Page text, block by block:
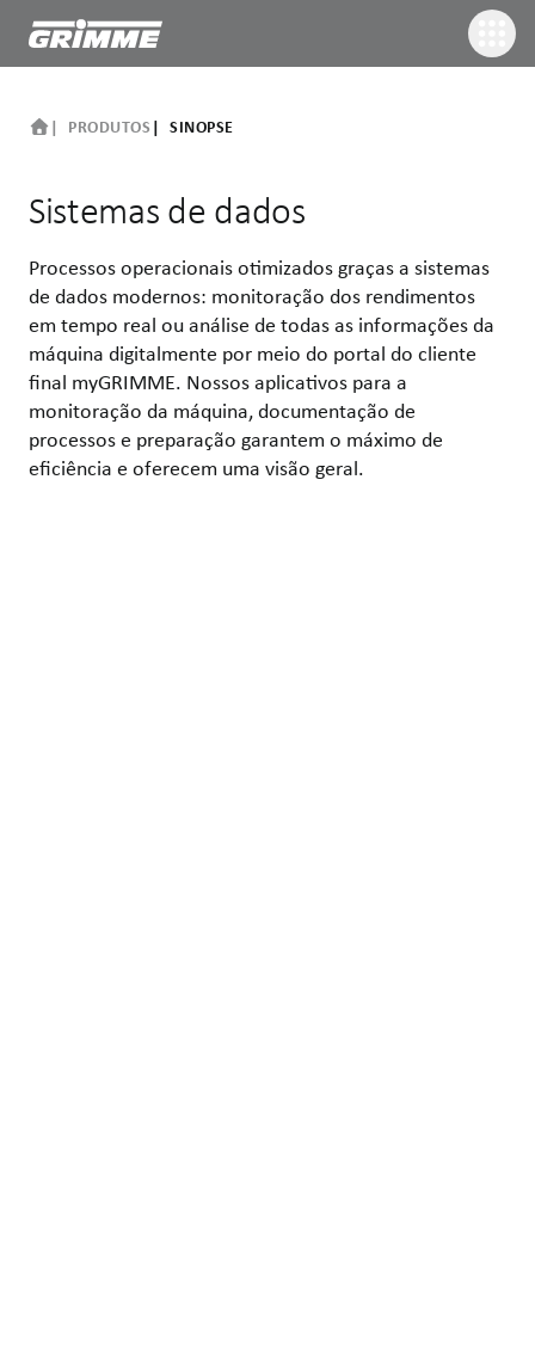
PRODUTOS SINOPSE
Sistemas de dados
Processos operacionais otimizados graças a sistemas
de dados modernos: monitoração dos rendimentos
em tempo real ou análise de todas as informações da
máquina digitalmente por meio do portal do cliente
final myGRIMME. Nossos aplicativos para a
monitoração da máquina, documentação de
processos e preparação garantem o máximo de
eficiência e oferecem uma visão geral.